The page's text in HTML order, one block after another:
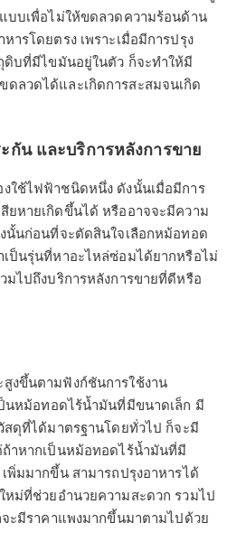
บบเพื่อไม่ให้ขดลวดความร้อนด้าน
รโดยตรง เพราะเมื่อมีการปรุง
ดิบที่มีไขมันอยู่ในตัว ก็จะทำให้มี
ลวดได้และเกิดการสะสมจนเกิด
กัน และบริการหลังการขาย
ใช้ไฟฟ้าชนิดหนึ่ง ดังนั้นเมื่อมีการ
ยหายเกิดขึ้นได้ หรืออาจจะมีความ
นั้นก่อนที่จะตัดสินใจเลือกหม้อทอด
ป็นรุ่นที่หาอะไหล่ซ่อมได้ยากหรือไม่
มไปถึงบริการหลังการขายที่ดีหรือ
งขึ้นตามฟังก์ชันการใช้งาน
นหม้อทอดไร้น้ำมันที่มีขนาดเล็ก มี
สดุที่ได้มาตรฐานโดยทั่วไป ก็จะมี
าหากเป็นหม้อทอดไร้น้ำมันที่มี
มมากขึ้น สามารถปรุงอาหารได้
ม่ที่ช่วยอำนวยความสะดวก รวมไป
ะมีราคาแพงมากขึ้นมาตามไปด้วย